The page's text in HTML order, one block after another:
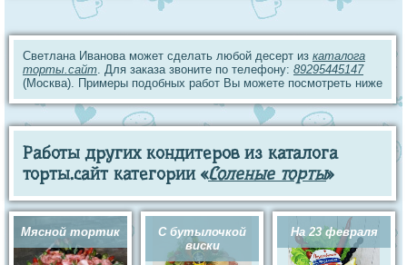
Светлана Иванова может сделать любой десерт из каталога
торты.сайт . Для заказа звоните по телефону: 89295445147
(Москва). Примеры подобных работ Вы можете посмотреть ниже
Работы других кондитеров из каталога
торты.сайт категории «Соленые торты»
Мясной тортик
С бутылочкой
виски
На 23 февраля